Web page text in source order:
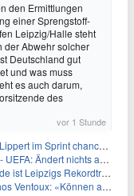
den Ermittlungen
einer Sprengstoff-
Leipzig/Halle steht
der Abwehr solcher
Deutschland gut
und was muss
es auch darum,
des
vor 1 Stunde
im Sprint chancenlos
Ändert nichts an Boykott
Leipzigs Rekordtransfer
«Können alles schaffen»